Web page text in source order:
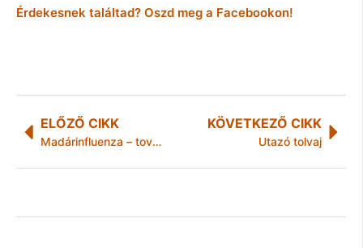
Érdekesnek találtad? Oszd meg a Facebookon!
ELŐZŐ CIKK
Madárinfluenza – továbbra is fontos a járványvédelmi zártság biztosítása
KÖVETKEZŐ CIKK
Utazó tolvaj